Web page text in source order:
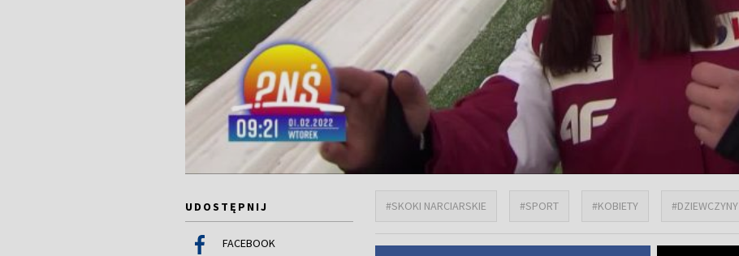
UDOSTĘPNIJ
FACEBOOK
#SKOKI NARCIARSKIE #SPORT #KOBIETY #DZIEWCZYNY